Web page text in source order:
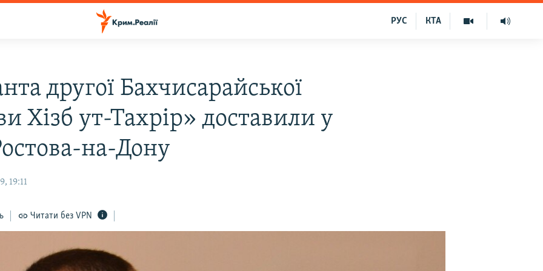
КТА
РУС
другої Бахчисарайської
Хізб ут-Тахрір» доставили у
на-Дону
19:11
Читати без VPN